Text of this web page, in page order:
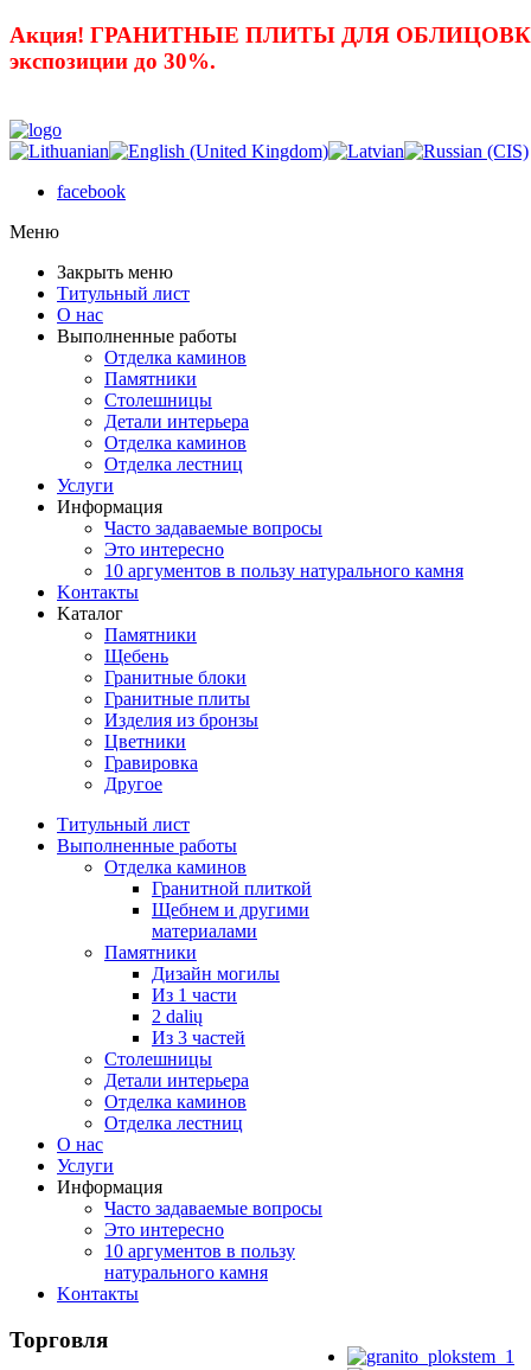
Акция! ГРАНИТНЫЕ ПЛИТЫ ДЛЯ
экспозиции до 30%.
facebook
Mеню
Закрыть меню
Титульный лист
О нас
Выполненные работы
Отделка каминов
Памятники
Столешницы
Детали интерьера
Отделка каминов
Отделка лестниц
Услуги
Информация
Часто задаваемые вопросы
Это интересно
10 аргументов в пользу натурального камня
Koнтакты
Kаталог
Памятники
Щебень
Гранитные блоки
Гранитные плиты
Изделия из бронзы
Цветники
Гравировка
Другое
Титульный лист
Выполненные работы
Отделка каминов
Гранитной плиткой
Щебнем и другими
материалами
Памятники
Дизайн могилы
Из 1 части
2 dalių
Из 3 частей
Столешницы
Детали интерьера
Отделка каминов
Отделка лестниц
О нас
Услуги
Информация
Часто задаваемые вопросы
Это интересно
10 аргументов в пользу
натурального камня
Koнтакты
Торговля